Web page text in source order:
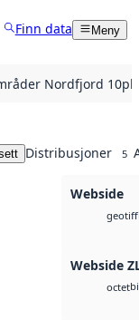
Finn data Meny
Nordfjord
Distribusjoner 5
Webside
geotiff
Webside
octet